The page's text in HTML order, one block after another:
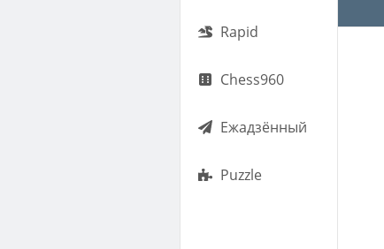
Rapid
Chess960
Ежадзённый
Puzzle